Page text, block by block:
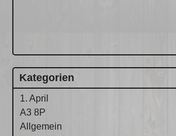
Kategorien
1. April
A3 8P
Allgemein